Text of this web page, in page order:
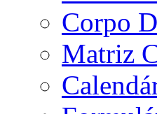
Corpo
Matriz